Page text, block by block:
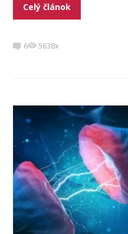
Celý článok
6 5638x